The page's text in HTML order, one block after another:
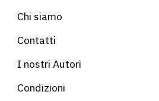
Chi siamo
Contatti
I nostri Autori
Condizioni